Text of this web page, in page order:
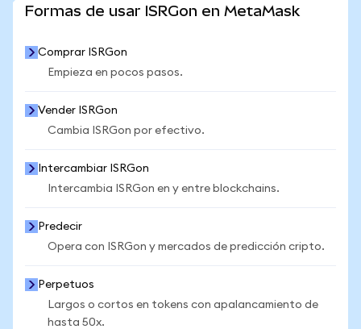
Formas de usar ISRGon en MetaMask
Comprar ISRGon
Empieza en pocos pasos.
Vender ISRGon
Cambia ISRGon por efectivo.
Intercambiar ISRGon
Intercambia ISRGon en y entre blockchains.
Predecir
Opera con ISRGon y mercados de predicción cripto.
Perpetuos
Largos o cortos en tokens con apalancamiento de
hasta 50x.